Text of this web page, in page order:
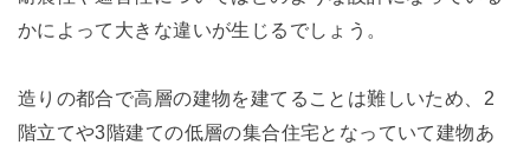
かによって大きな違いが生じるでしょう。
造りの都合で高層の建物を建てることは難しいため、2
階立てや3階建ての低層の集合住宅となっていて建物あ